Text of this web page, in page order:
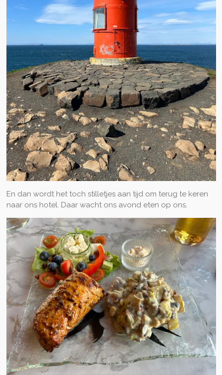
En dan wordt het toch stilletjes aan tijd om terug te keren
naar ons hotel. Daar wacht ons avond eten op ons.